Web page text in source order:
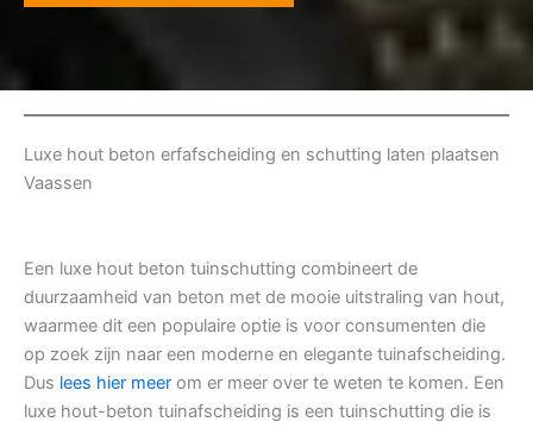
Luxe hout beton erfafscheiding en schutting laten plaatsen
Vaassen
Een luxe hout beton tuinschutting combineert de
duurzaamheid van beton met de mooie uitstraling van hout,
waarmee dit een populaire optie is voor consumenten die
op zoek zijn naar een moderne en elegante tuinafscheiding.
Dus lees hier meer om er meer over te weten te komen. Een
luxe hout-beton tuinafscheiding is een tuinschutting die is